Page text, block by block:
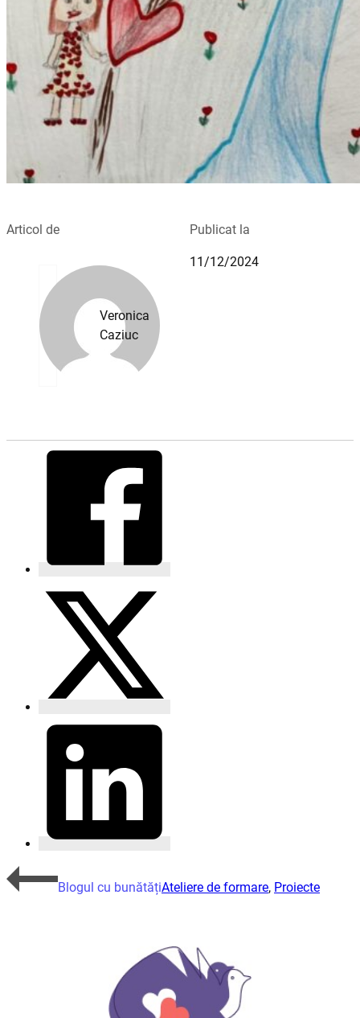
Articol de
Veronica
Caziuc
Publicat la
11/12/2024
Blogul cu bunătățiAteliere de formare, Proiecte